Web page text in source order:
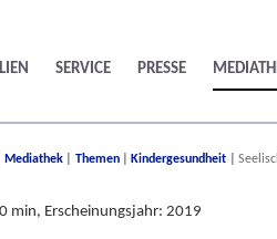
SERVICE PRESSE
Mediathek Themen Kindergesundheit
min, Erscheinungsjahr: 2019